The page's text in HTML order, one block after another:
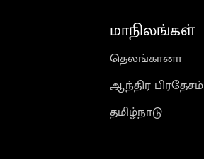
மாநிலங்கள்
தெலங்கானா
ஆந்திர பிரதேசம்
தமிழ்நாடு